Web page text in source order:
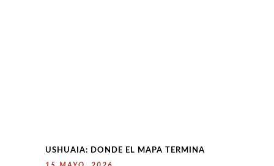
USHUAIA: DONDE EL MAPA TERMINA